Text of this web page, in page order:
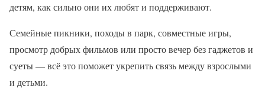
детям, как сильно они их любят и поддерживают.
Семейные пикники, походы в парк, совместные игры,
просмотр добрых фильмов или просто вечер без гаджетов и
суеты — всё это поможет укрепить связь между взрослыми
и детьми.